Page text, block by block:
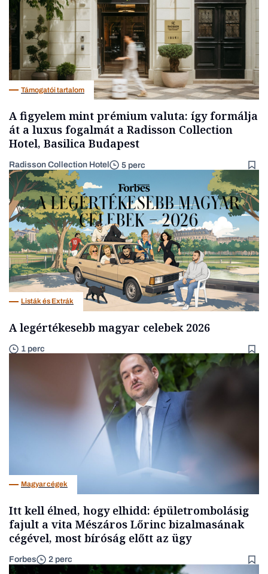
Támogatói tartalom
A figyelem mint prémium valuta: így formálja
át a luxus fogalmát a Radisson Collection
Hotel, Basilica Budapest
Radisson Collection Hotel 5 perc
Listák és Extrák
A legértékesebb magyar celebek 2026
1 perc
Magyar cégek
Itt kell élned, hogy elhidd: épületrombolásig
fajult a vita Mészáros Lőrinc bizalmasának
cégével, most bíróság előtt az ügy
Forbes 2 perc